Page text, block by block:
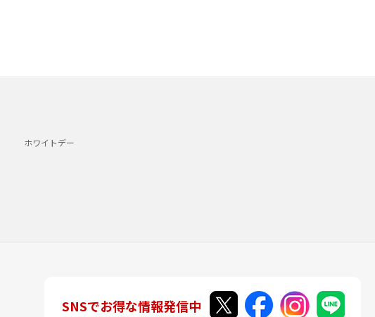
ホワイトデー
SNSでお得な情報発信中